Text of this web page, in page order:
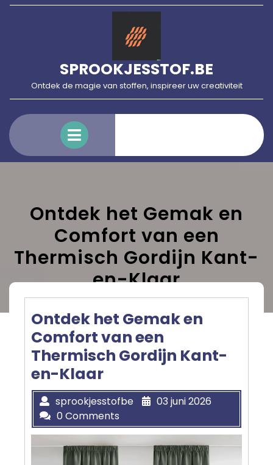
Skip
SPROOKJESSTOF.BE
Ontdek de magie van stoffen, inspireer uw creativiteit
Menu
Ontdek het Gemak en
Comfort van een
Thermisch Gordijn Kant-
en-Klaar
Ontdek het Gemak en
Comfort van een
Thermisch Gordijn Kant-
en-Klaar
sprookjesstofbe
03 juni 2026
0 Comments